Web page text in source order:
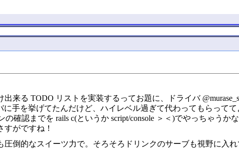
出来る TODO リストを実装するってお題に、ドライバ
に手を挙げてたんだけど、ハイレベル過ぎて代わってもらって
確認までを rails c(というか script/console ＞＜)でやっちゃうか
がですね！
倒的なスイーツ力で。そろそろドリンクのサーブも視野に入